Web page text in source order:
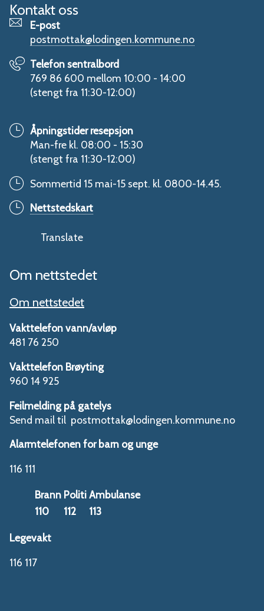
Kontakt oss
E-post
postmottak@lodingen.kommune.no
Telefon sentralbord
769 86 600 mellom 10:00 - 14:00
(stengt fra 11:30-12:00)
Åpningstider resepsjon
Man-fre kl. 08:00 - 15:30
(stengt fra 11:30-12:00)
Sommertid 15 mai-15 sept. kl. 0800-14.45.
Nettstedskart
Translate
Om nettstedet
Om nettstedet
Vakttelefon vann/avløp
481 76 250
Vakttelefon Brøyting
960 14 925
Feilmelding på gatelys
Send mail til postmottak@lodingen.kommune.no
Alarmtelefonen for barn og unge
116 111
Brann PolitiAmbulanse
110
112 113
Legevakt
116 117